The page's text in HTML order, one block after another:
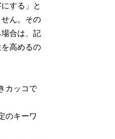
する」と
ん。その
合は、記
高めるの
カッコで
のキーワ